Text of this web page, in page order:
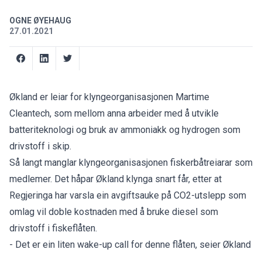
OGNE ØYEHAUG
27.01.2021
Økland er leiar for klyngeorganisasjonen Martime
Cleantech, som mellom anna arbeider med å utvikle
batteriteknologi og bruk av ammoniakk og hydrogen som
drivstoff i skip.
Så langt manglar klyngeorganisasjonen fiskerbåtreiarar som
medlemer. Det håpar Økland klynga snart får, etter at
Regjeringa har varsla ein avgiftsauke på CO2-utslepp som
omlag vil doble kostnaden med å bruke diesel som
drivstoff i fiskeflåten.
- Det er ein liten wake-up call for denne flåten, seier Økland